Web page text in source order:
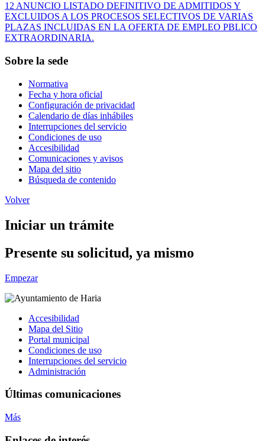
12 ANUNCIO LISTADO DEFINITIVO DE ADMITIDOS Y
EXCLUIDOS A LOS PROCESOS SELECTIVOS DE VARIAS
PLAZAS INCLUIDAS EN LA OFERTA DE EMPLEO PBLICO
EXTRAORDINARIA.
Sobre la sede
Normativa
Fecha y hora oficial
Configuración de privacidad
Calendario de días inhábiles
Interrupciones del servicio
Condiciones de uso
Accesibilidad
Comunicaciones y avisos
Mapa del sitio
Búsqueda de contenido
Volver
Iniciar un trámite
Presente su solicitud, ya mismo
Empezar
Accesibilidad
Mapa del Sitio
Portal municipal
Condiciones de uso
Interrupciones del servicio
Administración
Últimas comunicaciones
Más